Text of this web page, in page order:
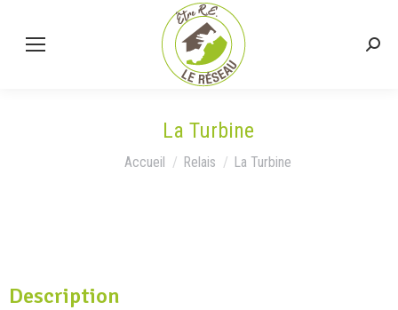
La Turbine
Vous êtes ici :
Accueil Relais La Turbine
Description